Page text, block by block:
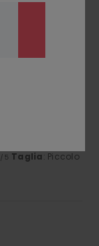
/5 Taglia: Piccolo